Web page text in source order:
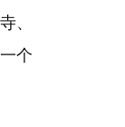
、
个